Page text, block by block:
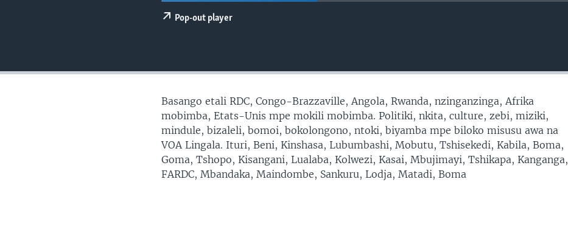
Pop-out player
Basango etali RDC, Congo-Brazzaville, Angola, Rwanda, nzinganzinga, Afrika
mobimba, Etats-Unis mpe mokili mobimba. Politiki, nkita, culture, zebi, miziki,
mindule, bizaleli, bomoi, bokolongono, ntoki, biyamba mpe biloko misusu awa na
VOA Lingala. Ituri, Beni, Kinshasa, Lubumbashi, Mobutu, Tshisekedi, Kabila, Boma,
Goma, Tshopo, Kisangani, Lualaba, Kolwezi, Kasai, Mbujimayi, Tshikapa, Kanganga,
FARDC, Mbandaka, Maindombe, Sankuru, Lodja, Matadi, Boma